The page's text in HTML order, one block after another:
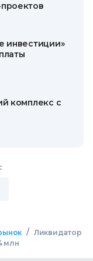
инвестиции»
комплекс с
/ Ликвидатор
млн